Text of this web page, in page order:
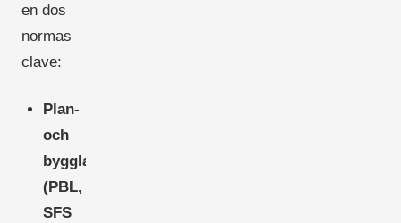
en dos
normas
clave:
Plan-
och
bygglagen
(PBL,
SFS